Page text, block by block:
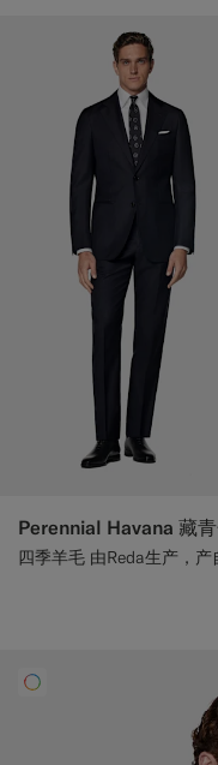
Perennial Havana 藏
四季羊毛 由Reda生产，产